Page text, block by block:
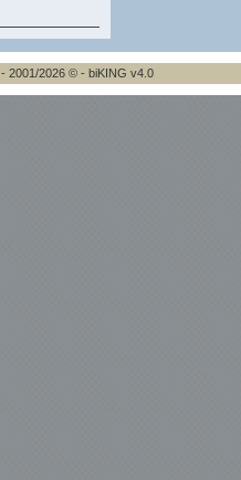
- 2001/2026 © - biKING v4.0